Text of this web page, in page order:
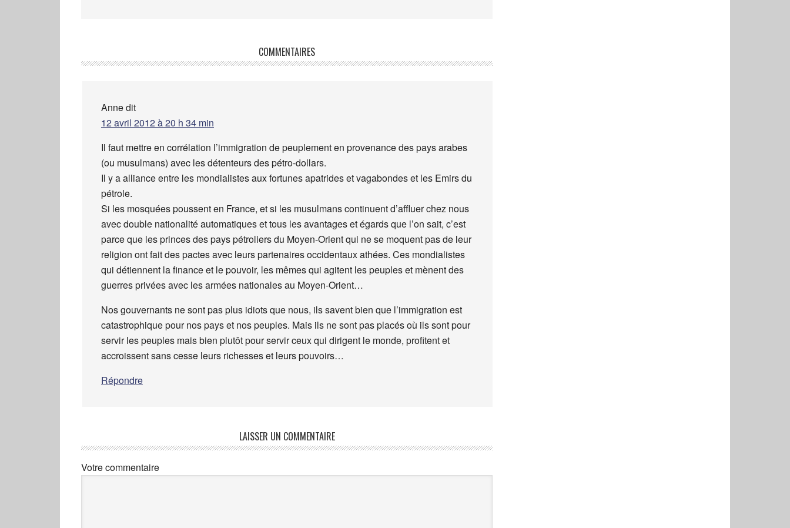
COMMENTAIRES
Annedit
12 avril 2012 à 20 h 34 min
Il faut mettre en corrélation l’immigration de peuplement en provenance des pays arabes
(ou musulmans) avec les détenteurs des pétro-dollars.
Il y a alliance entre les mondialistes aux fortunes apatrides et vagabondes et les Emirs du
pétrole.
Si les mosquées poussent en France, et si les musulmans continuent d’affluer chez nous
avec double nationalité automatiques et tous les avantages et égards que l’on sait, c’est
parce que les princes des pays pétroliers du Moyen-Orient qui ne se moquent pas de leur
religion ont fait des pactes avec leurs partenaires occidentaux athées. Ces mondialistes
qui détiennent la finance et le pouvoir, les mêmes qui agitent les peuples et mènent des
guerres privées avec les armées nationales au Moyen-Orient…
Nos gouvernants ne sont pas plus idiots que nous, ils savent bien que l’immigration est
catastrophique pour nos pays et nos peuples. Mais ils ne sont pas placés où ils sont pour
servir les peuples mais bien plutôt pour servir ceux qui dirigent le monde, profitent et
accroissent sans cesse leurs richesses et leurs pouvoirs…
Répondre
LAISSER UN COMMENTAIRE
Votre commentaire